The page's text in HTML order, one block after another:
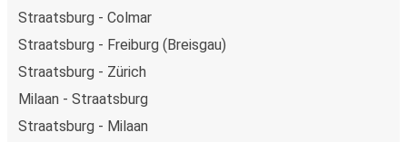
Straatsburg - Colmar
Straatsburg - Freiburg (Breisgau)
Straatsburg - Zürich
Milaan - Straatsburg
Straatsburg - Milaan